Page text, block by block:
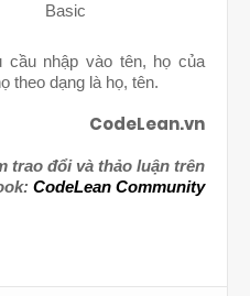
Basic
nhập vào tên, họ của
theo dạng là họ, tên.
CodeLean.vn
trao đổi và thảo luận trên
CodeLean Community